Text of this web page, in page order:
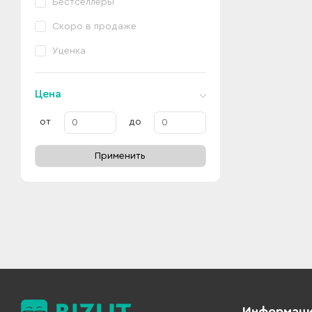
Бестселлеры
Скоро в продаже
Уценка
Цена
от до
Применить